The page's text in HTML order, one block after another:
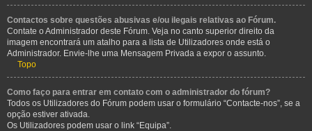
Contactos sobre questões abusivas e/ou ilegais relativas ao Fórum.
Contate o Administrador deste Fórum. Veja no canto superior direito da
imagem encontrará um atalho para a lista de Utilizadores onde está o
Administrador. Envie-lhe uma Mensagem Privada a expor o assunto.
Topo
Como faço para entrar em contato com o administrador do fórum?
Todos os Utilizadores do Fórum podem usar o formulário “Contacte-nos”, se a
opção estiver ativada.
Os Utilizadores podem usar o link “Equipa”.